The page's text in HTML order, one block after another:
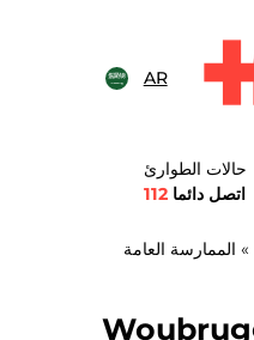
AR
حالات الطوارئ
اتصل دائما 112
» الممارسة العامة